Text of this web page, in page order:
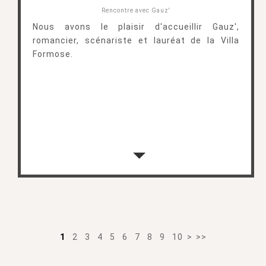
Rencontre avec Gauz'
Nous avons le plaisir d'accueillir Gauz',
romancier, scénariste et lauréat de la Villa
Formose.
1 2 3 4 5 6 7 8 9 10 > >>